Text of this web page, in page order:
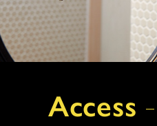
Access